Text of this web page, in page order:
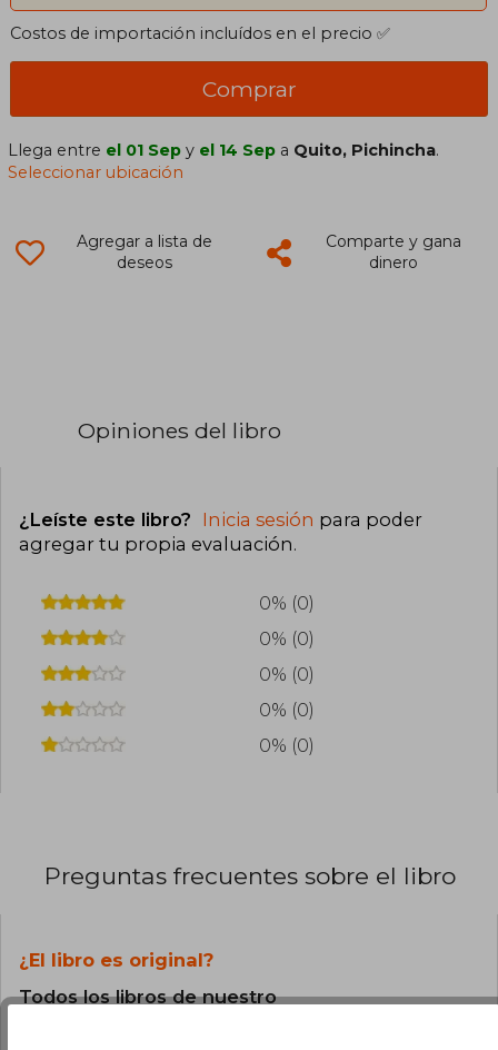
Costos de importación incluídos en el precio ✅
Comprar
Llega entre el 01 Sep y el 14 Sep a Quito, Pichincha.
Seleccionar ubicación
Agregar a lista de
deseos
Comparte y gana
dinero
Opiniones del libro
¿Leíste este libro? Inicia sesión para poder
agregar tu propia evaluación.
0% (0)
0% (0)
0% (0)
0% (0)
0% (0)
Preguntas frecuentes sobre el libro
¿El libro es original?
Todos los libros de nuestro